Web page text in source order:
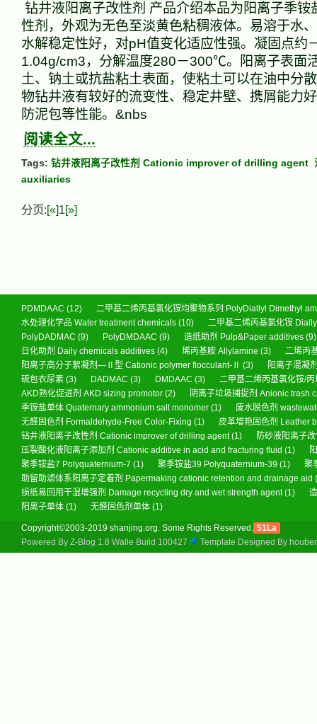
钻井液阳离子改性剂 产品介绍本品为阳离子季铵
性剂，外观为无色至淡黄色粘稠液体。易溶于水
水解稳定性好，对pH值变化适应性强。凝固点
1.04g/cm3，分解温度280－300℃。阳离子表面
土、钠土或抗盐粘土表面，使粘土可以在油中分
物钻井液有较好的流变性、稳定井壁、携屑能力
防泥包等性能。&nbs
阅读全文...
Tags: 钻井液阳离子改性剂 Cationic improver of drilling agent
auxiliaries
分页:[«]1[»]
PDMDAAC (12)
二甲基二烯丙基氯化铵均聚物系列 PolyDiallyl Dimethyl
水处理化学品 Water treatment chemicals (10)
二甲基二烯丙基氯化铵
PolyDADMAC (9) PolyDMDAAC (9) 造纸助剂 Pulp&Paper additives (9)
日化助剂 Daily chemicals additives (4) 烯丙基胺 Allylamine (3)
二烯丙
阳离子高分子絮凝剂—Ⅱ型 Cationic polymer flocculant-Ⅱ (3)
阳离子混凝
硫包衣尿素 (3) DADMAC (3) DMDAAC (3)
二甲基二烯丙基氯化铵/
AKD熟化促进剂 AKD sizing promotor (2)
阴离子垃圾捕捉剂 Anionic trash
季铵盐单体 Quaternary ammonium salt monomer (1)
废水脱色剂
无醛固色剂 Formaldehyde-Free Color-Fixing (1)
皮革增艳固色剂 Leather
钻井液阳离子改性剂 Cationic improver of drilling agent(1)
防砂液阳离子
压裂酸化液阳离子添加剂 Cationic additive in acid and fracturing fluid (1)
聚季铵盐7 Polyquaternium-7 (1) 聚季铵盐39 Polyquaternium-39 (1)
聚
助留助滤体系阳离子定着剂 Papermaking cationic retention and drainage aid
损纸易回用干湿增强剂 Damage recycling dry and wet strength agent(1)
阳离子单体 (1) 无醛固色剂单体 (1)
Copyright©2003-2019 shanjing.org. Some Rights Reserved. 51La
Powered By Z-Blog 1.8 Walle Build 100427 Template Designed By